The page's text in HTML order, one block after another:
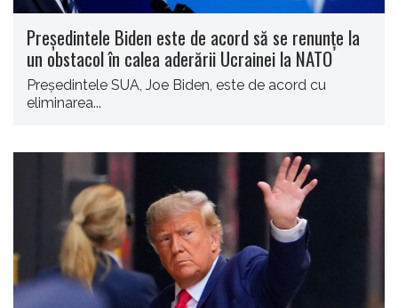
Preşedintele Biden este de acord să se renunţe la
un obstacol în calea aderării Ucrainei la NATO
Preşedintele SUA, Joe Biden, este de acord cu
eliminarea...